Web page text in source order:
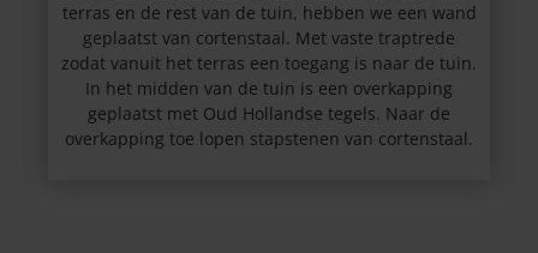
terras en de rest van de tuin, hebben we een wand
geplaatst van cortenstaal. Met vaste traptrede
zodat vanuit het terras een toegang is naar de tuin.
In het midden van de tuin is een overkapping
geplaatst met Oud Hollandse tegels. Naar de
overkapping toe lopen stapstenen van cortenstaal.